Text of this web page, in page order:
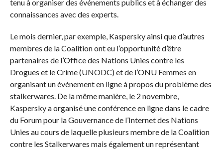
tenu à organiser des événements publics et à échanger des
connaissances avec des experts.
Le mois dernier, par exemple, Kaspersky ainsi que d’autres
membres de la Coalition ont eu l’opportunité d’être
partenaires de l’Office des Nations Unies contre les
Drogues et le Crime (UNODC) et de l’ONU Femmes en
organisant un événement en ligne à propos du problème des
stalkerwares. De la même manière, le 2 novembre,
Kaspersky a organisé une conférence en ligne dans le cadre
du Forum pour la Gouvernance de l’Internet des Nations
Unies au cours de laquelle plusieurs membre de la Coalition
contre les Stalkerwares mais également un représentant